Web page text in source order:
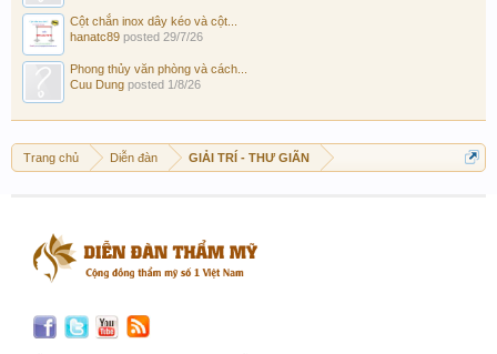
Cột chắn inox dây kéo và cột...
hanatc89 posted 29/7/26
Phong thủy văn phòng và cách...
Cuu Dung posted 1/8/26
Trang chủ Diễn đàn GIẢI TRÍ - THƯ GIÃN